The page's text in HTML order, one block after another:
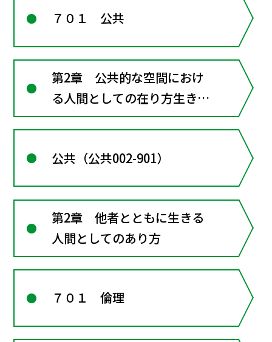
７０１ 公共
第2章 公共的な空間におけ
る人間としての在り方生き方
―共に生きるための倫理
公共（公共002-901）
第2章 他者とともに生きる
人間としてのあり方
７０１ 倫理